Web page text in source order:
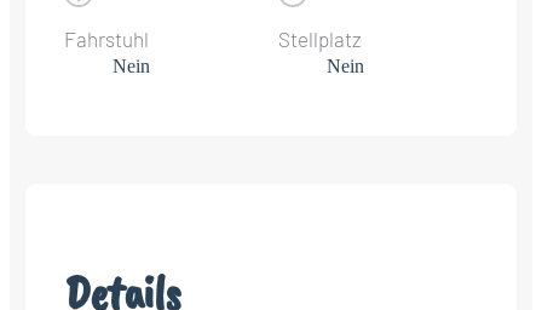
Fahrstuhl
Nein
Stellplatz
Nein
Details